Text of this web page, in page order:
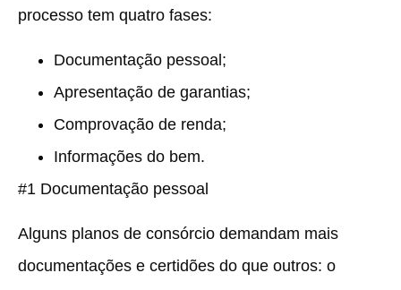
processo tem quatro fases:
Documentação pessoal;
Apresentação de garantias;
Comprovação de renda;
Informações do bem.
#1 Documentação pessoal
Alguns planos de consórcio demandam mais
documentações e certidões do que outros: o